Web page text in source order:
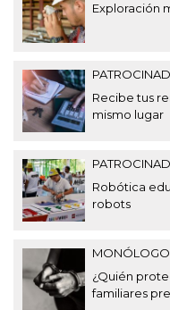
Exploración
Recibe tus
mismo lugar
Robótica
robots
MONÓLOGO
¿Quién
familiares